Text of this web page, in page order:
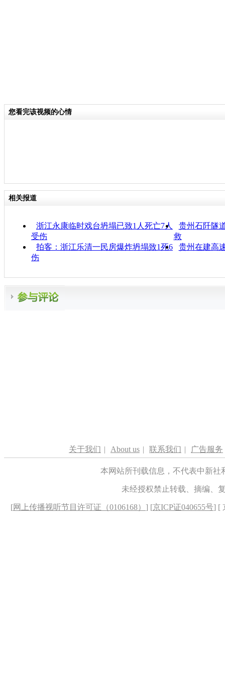
您看完该视频的心情
相关报道
浙江永康临时戏台坍塌已致1人死亡7人
受伤
贵州石阡隧
救
拍客：浙江乐清一民房爆炸坍塌致1死6
伤
贵州在建高
关于我们 | About us | 联系我们 | 广告服务
本网站所刊载信息，不代表中新
未经授权禁止转载、摘编、
[网上传播视听节目许可证（0106168） ] [京ICP证040655号] [